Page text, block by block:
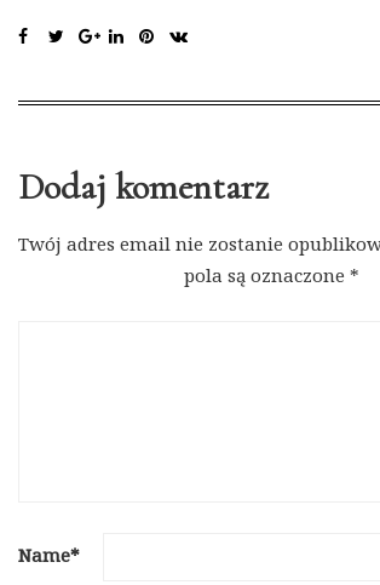
Dodaj komentarz
Twój adres email nie zostanie
pola są oznaczone *
Name*